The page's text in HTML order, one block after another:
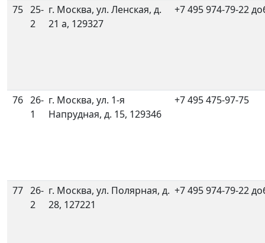
75 25-
2
г. Москва, ул. Ленская, д.
21 а, 129327
+7 495 974-79-22
76 26-
1
г. Москва, ул. 1-я
Напрудная, д. 15, 129346
+7 495 475-97-75
77 26-
2
г. Москва, ул. Полярная, д.
28, 127221
+7 495 974-79-22